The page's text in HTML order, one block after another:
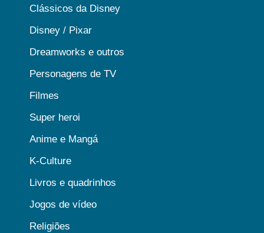
Clássicos da Disney
Disney / Pixar
Dreamworks e outros
Personagens de TV
Filmes
Super heroi
Anime e Mangá
K-Culture
Livros e quadrinhos
Jogos de vídeo
Religiões